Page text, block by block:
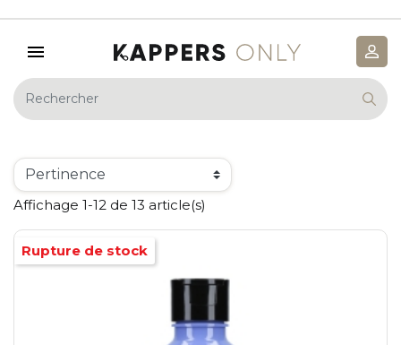
Affichage 1-12 de 13 article(s)
Rupture de stock